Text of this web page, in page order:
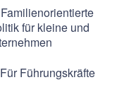
für kleine und
Führungskräfte